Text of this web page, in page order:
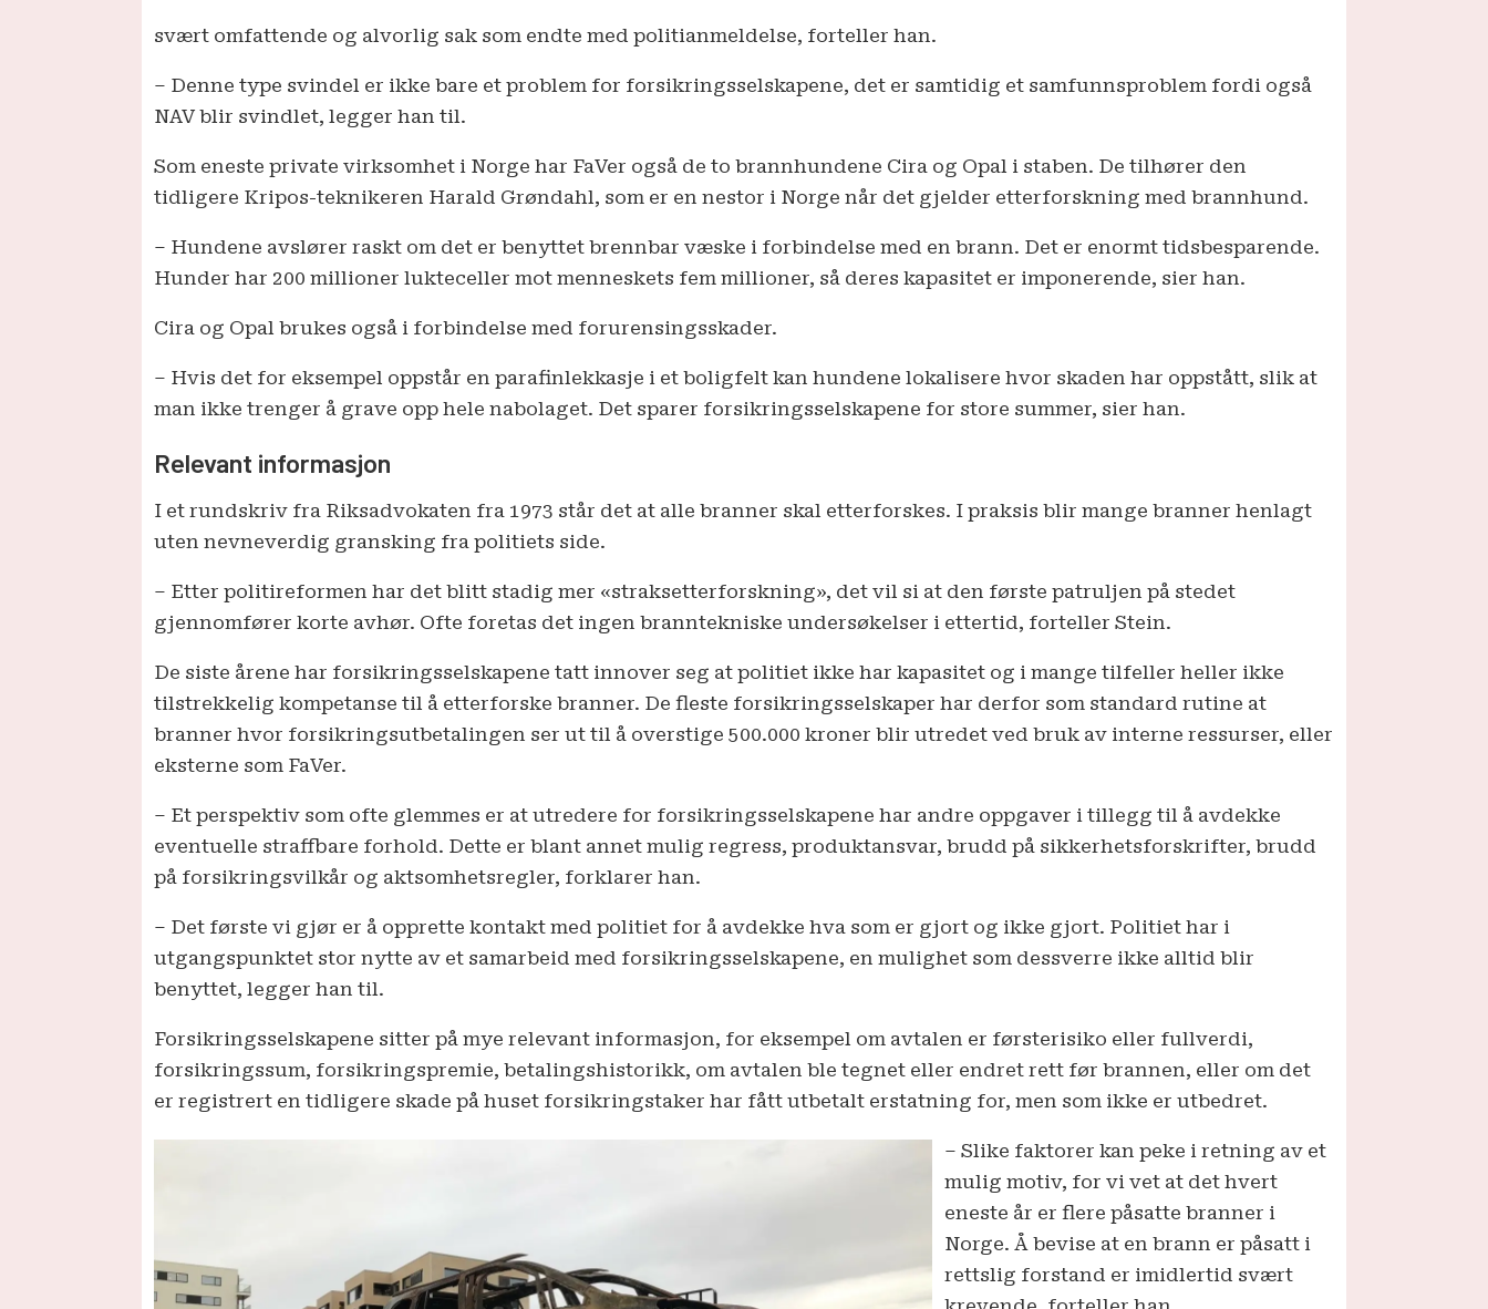
svært omfattende og alvorlig sak som endte med politianmeldelse, forteller han.
– Denne type svindel er ikke bare et problem for forsikringsselskapene, det er samtidig et samfunns­problem fordi også
NAV blir svindlet, legger han til.
Som eneste private virksomhet i Norge har FaVer også de to brannhundene Cira og Opal i staben. De tilhører den
tidligere Kripos-teknikeren Harald Grøndahl, som er en nestor i Norge når det gjelder etterforskning med brannhund.
– Hundene avslører raskt om det er benyttet brennbar væske i forbindelse med en brann. Det er enormt tidsbesparende.
Hunder har 200 millioner lukteceller mot menneskets fem millioner, så deres kapasitet er imponerende, sier han.
Cira og Opal brukes også i forbindelse med forurensingsskader.
– Hvis det for eksempel oppstår en parafinlekkasje i et boligfelt kan hundene lokalisere hvor skaden har oppstått, slik at
man ikke trenger å grave opp hele nabolaget. Det sparer forsikringsselskapene for store summer, sier han.
Relevant informasjon
I et rundskriv fra Riksadvokaten fra 1973 står det at alle branner skal etterforskes. I praksis blir mange branner henlagt
uten nevneverdig gransking fra politiets side.
– Etter politireformen har det blitt stadig mer «straksetterforskning», det vil si at den første patruljen på stedet
gjennomfører korte avhør. Ofte foretas det ingen branntekniske undersøkelser i ettertid, forteller Stein.
De siste årene har forsikringsselskapene tatt innover seg at politiet ikke har kapasitet og i mange tilfeller heller ikke
tilstrekkelig kompetanse til å etterforske branner. De fleste forsikrings­selskaper har derfor som standard rutine at
branner hvor forsikringsutbetalingen ser ut til å overstige 500.000 kroner blir utredet ved bruk av interne ressurser, eller
eksterne som FaVer.
– Et perspektiv som ofte glemmes er at utredere for forsikringsselskapene har andre oppgaver i tillegg til å avdekke
eventuelle straffbare forhold. Dette er blant annet mulig regress, produktansvar, brudd på sikkerhetsforskrifter, brudd
på forsikringsvilkår og aktsomhetsregler, forklarer han.
– Det første vi gjør er å opprette kontakt med politiet for å avdekke hva som er gjort og ikke gjort. Politiet har i
utgangspunktet stor nytte av et samarbeid med forsikringsselskapene, en mulighet som dessverre ikke alltid blir
benyttet, legger han til.
Forsikringsselskapene sitter på mye relevant informasjon, for eksempel om avtalen er første­risiko eller fullverdi,
forsikringssum, forsikrings­premie, betalingshistorikk, om avtalen ble tegnet eller endret rett før brannen, eller om det
er registrert en tidligere skade på huset forsikringstaker har fått utbetalt erstatning for, men som ikke er utbedret.
– Slike faktorer kan peke i retning av et
mulig motiv, for vi vet at det hvert
eneste år er flere påsatte branner i
Norge. Å bevise at en brann er påsatt i
rettslig forstand er imidlertid svært